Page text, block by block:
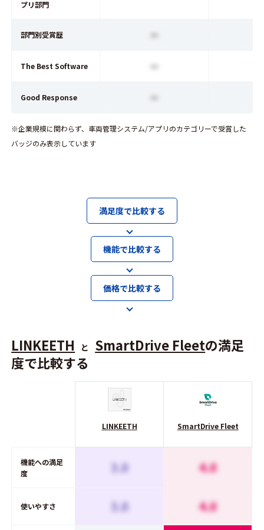
プリ部門
部門別受賞歴 ー
The Best Software ー
Good Response ー
※企業規模に関わらず、車両管理システム/アプリのカテゴリーで受賞した
バッジのみ表示しています
満足度で比較する
機能で比較する
価格で比較する
LINKEETH と SmartDrive Fleetの満足
度で比較する
LINKEETH SmartDrive Fleet
機能への満足
度
3.0 4.0
使いやすさ 3.0 4.0